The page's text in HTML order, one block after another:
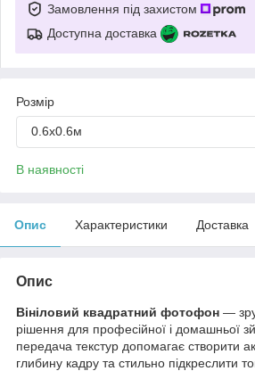
Замовлення під захистом
Доступна доставка
Розмір
0.6х0.6м
В наявності
Опис Характеристики Доставка
Опис
Вініловий квадратний фотофон —
рішення для професійної і домашньої
передача текстур допомагає створити
глибину кадру та стильно підкреслити